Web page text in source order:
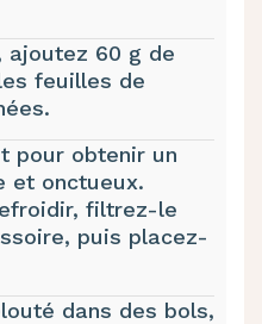
ajoutez 60 g de
feuilles de
pour obtenir un
et onctueux.
filtrez-le
puis placez-
dans des bols,